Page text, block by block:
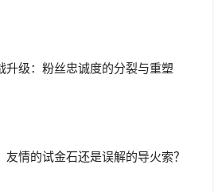
升级：粉丝忠诚度的分裂与重塑
友情的试金石还是误解的导火索？